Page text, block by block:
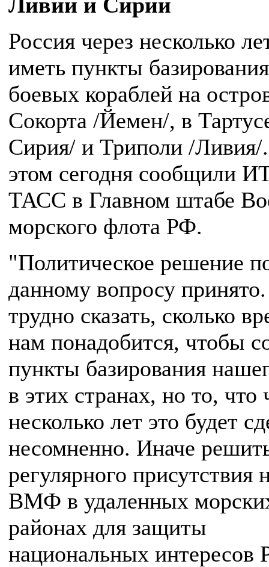
Россия через несколько
иметь пункты
боевых кораблей на
Сокорта /Йемен/, в
Сирия/ и Триполи /
этом сегодня сообщили
ТАСС в Главном штабе
морского флота РФ.
"Политическое решение
данному вопросу
трудно сказать, сколько
нам понадобится, чтобы
пункты базирования
в этих странах, но то, что
несколько лет это будет
несомненно. Иначе
регулярного присутствия
ВМФ в удаленных
районах для защиты
национальных интересов